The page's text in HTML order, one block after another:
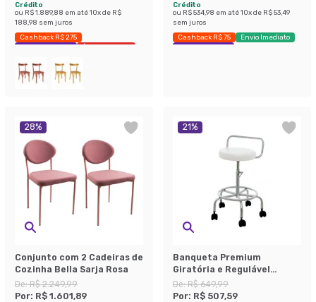
Crédito
ou R$ 1.889,88 em até10x de R$
188,98 sem juros
Cashback R$ 275
Exclusivo Mobly
Últimas peças
Crédito
ou R$ 534,98 em até10x de R$ 53,49
sem juros
Cashback R$ 75
Envio Imediato
Economize 42%
28%
Conjunto com 2 Cadeiras de
Cozinha Bella Sarja Rosa
De:R$ 2.249,99
Por: R$ 1.601,89
21%
Banqueta Premium
Giratória e Regulável
Branca
De:R$ 649,99
Por: R$ 507,59